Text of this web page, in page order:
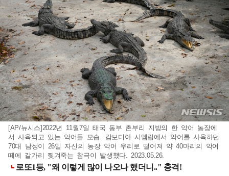
[AP/뉴시스]2022년 11월7일 태국 동부 촌부리 지방의 한 악어 농장에
서 사육되고 있는 악어들 모습. 캄보디아 시엠립에서 악어를 사육하던
70대 남성이 26일 자신의 농장 악어 우리로 떨어져 약 40마리의 악어
떼에 갈가리 찢겨죽는 참극이 발생했다. 2023.05.26.